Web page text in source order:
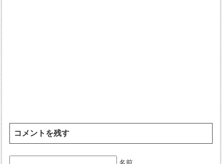
コメントを残す